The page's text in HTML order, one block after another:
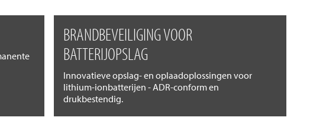
BRANDBEVEILIGING VOOR
BATTERIJOPSLAG
Innovatieve opslag- en oplaadoplossingen voor
lithium-ionbatterijen - ADR-conform en
drukbestendig.